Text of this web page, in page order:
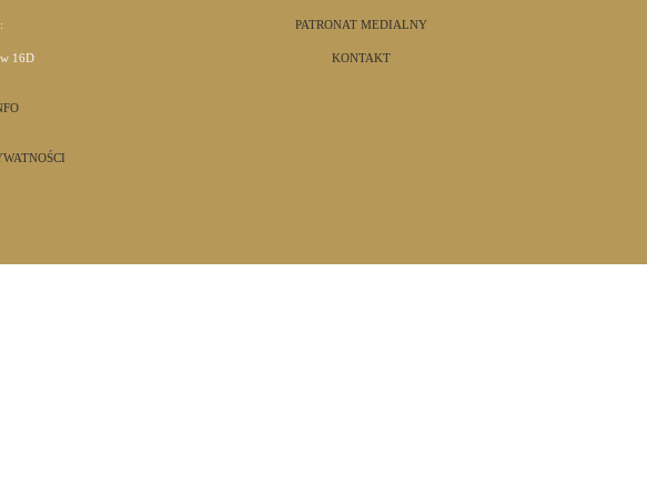
16D
PATRONAT MEDIALNY
KONTAKT